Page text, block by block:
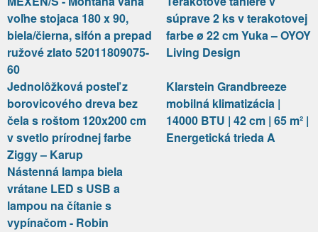
voľne stojaca 180 x 90,
biela/čierna, sifón a prepad
ružové zlato 52011809075-
60
súprave 2 ks v terakotovej
farbe ø 22 cm Yuka – OYOY
Living Design
Jednolôžková posteľ z
borovicového dreva bez
čela s roštom 120x200 cm
v svetlo prírodnej farbe
Ziggy – Karup
Klarstein Grandbreeze
mobilná klimatizácia |
14000 BTU | 42 cm | 65 m² |
Energetická trieda A
Nástenná lampa biela
vrátane LED s USB a
lampou na čítanie s
vypínačom - Robin